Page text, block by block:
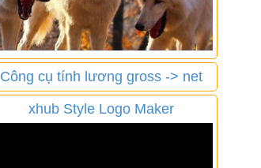
Công cụ tính lương gross -> net
xhub Style Logo Maker